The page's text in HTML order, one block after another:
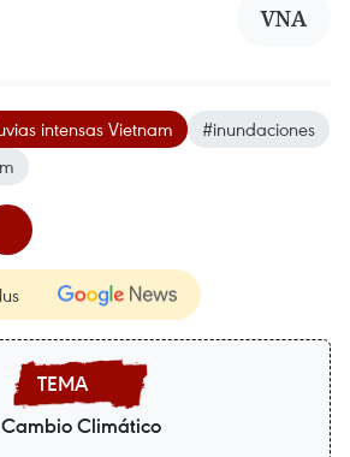
VNA
intensas Vietnam
#inundaciones
Cambio Climático